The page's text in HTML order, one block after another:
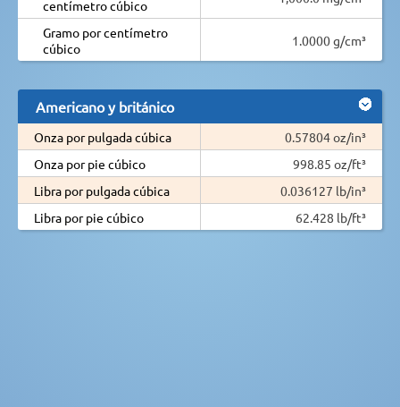
centímetro cúbico
Gramo por centímetro
cúbico
1.0000 g/cm³
Americano y británico
Onza por pulgada cúbica
0.57804 oz/in³
Onza por pie cúbico
998.85 oz/ft³
Libra por pulgada cúbica
0.036127 lb/in³
Libra por pie cúbico
62.428 lb/ft³